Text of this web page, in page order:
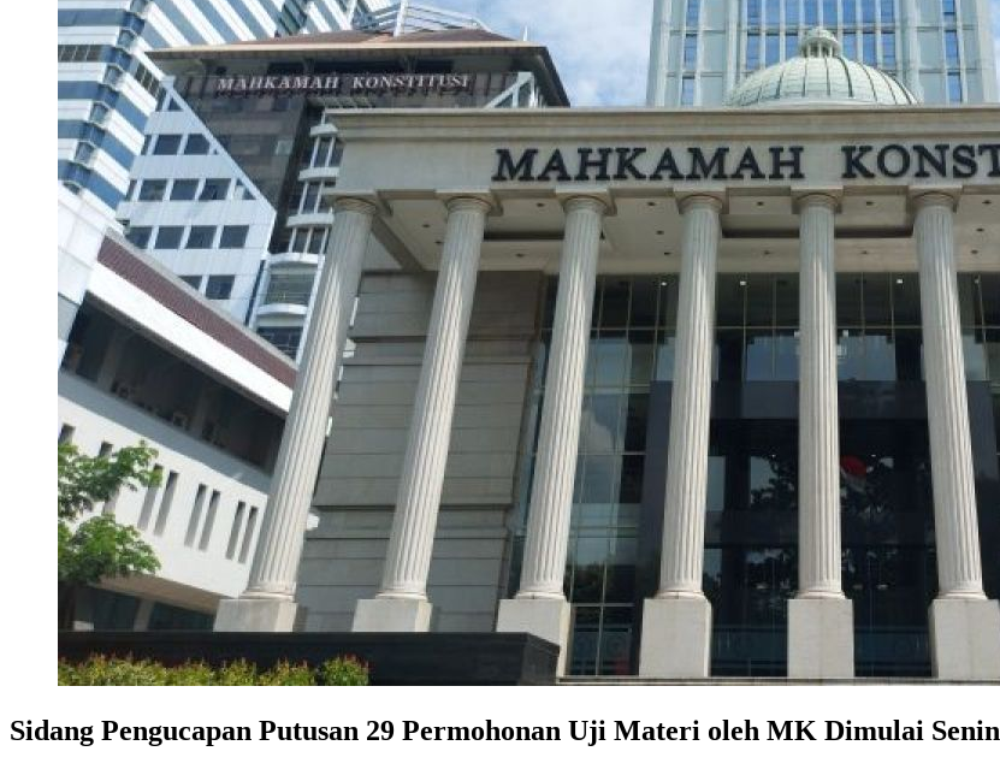
Sidang Pengucapan Putusan 29 Permohonan Uji Materi oleh MK Dimulai Senin